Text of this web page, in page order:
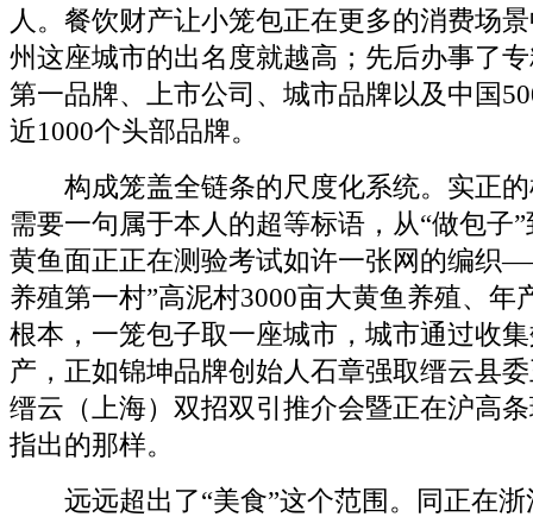
人。餐饮财产让小笼包正在更多的消费场
州这座城市的出名度就越高；先后办事了
第一品牌、上市公司、城市品牌以及中国
近1000个头部品牌。
构成笼盖全链条的尺度化系统。实正的
需要一句属于本人的超等标语，从“做包子
黄鱼面正正在测验考试如许一张网的编织
养殖第一村”高泥村3000亩大黄鱼养殖、年
根本，一笼包子取一座城市，城市通过收
产，正如锦坤品牌创始人石章强取缙云县
缙云（上海）双招双引推介会暨正在沪高
指出的那样。
远远超出了“美食”这个范围。同正在浙